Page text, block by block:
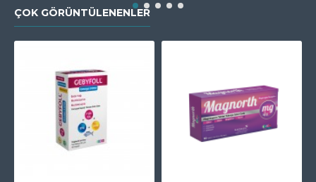
ÇOK GÖRÜNTÜLENENLER